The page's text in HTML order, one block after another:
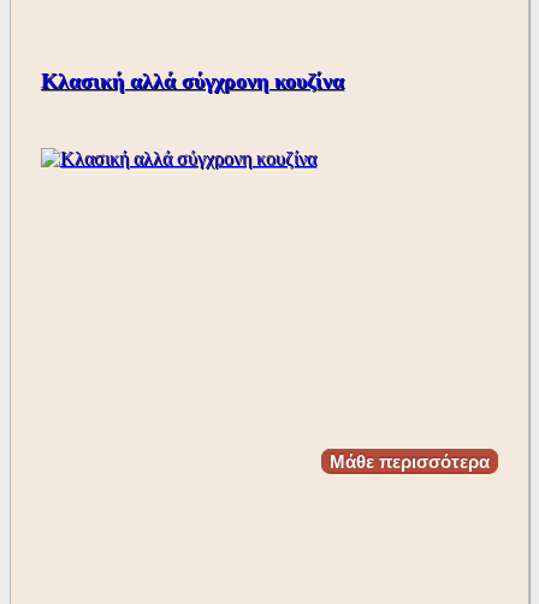
Κλασική αλλά σύγχρονη κουζίνα
Μάθε περισσότερα